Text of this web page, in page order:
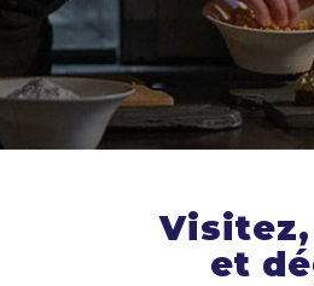
et